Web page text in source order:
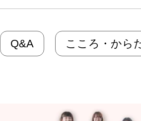
Q&A こころ・から